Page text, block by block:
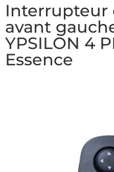
Interrupteur
avant
YPSILON 4
Essence